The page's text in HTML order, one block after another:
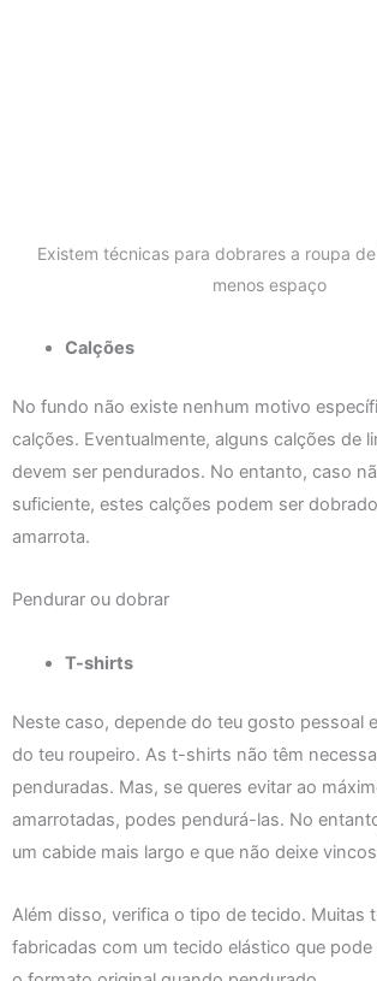
Existem técnicas para dobrares a roupa
menos espaço
Calções
No fundo não existe nenhum motivo
calções. Eventualmente, alguns calções de
devem ser pendurados. No entanto, caso
suficiente, estes calções podem ser
amarrota.
Pendurar ou dobrar
T-shirts
Neste caso, depende do teu gosto pessoal
do teu roupeiro. As t-shirts não têm
penduradas. Mas, se queres evitar ao
amarrotadas, podes pendurá-las. No
um cabide mais largo e que não deixe
Além disso, verifica o tipo de tecido. Muitas
fabricadas com um tecido elástico que